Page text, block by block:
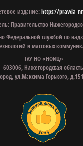
издание:https://pravda-
Правительство
Федеральной службой по
и массовых
ГАУ НО «НОИЦ»
603006, Нижегородская
ул.Максима Горького,